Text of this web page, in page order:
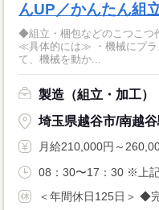
んUP／かんたん組
◆組立・梱包などのこつこつ
≪具体的には≫ ・機械にプラ
て、機械を動か...
製造（組立・加工）
埼玉県越谷市/南越谷
月給210,000円～
08：30〜17：30 ※上記
＜年間休日125日＞ ◆